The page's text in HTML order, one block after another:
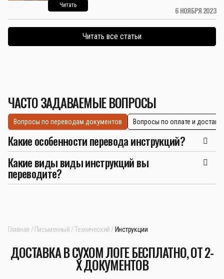
6 НОЯБРЯ 2023
Читать
Читать все статьи
ЧАСТО ЗАДАВАЕМЫЕ ВОПРОСЫ
Вопросы по переводам документов Вопросы по оплате и
Какие особенности перевода инструкций?
Какие виды виды инструкций вы
переводите?
Главная Письменный Технический Инструкции
ДОСТАВКА В СУХОМ ЛОГЕ БЕСПЛАТНО, ОТ 2-
Х ДОКУМЕНТОВ